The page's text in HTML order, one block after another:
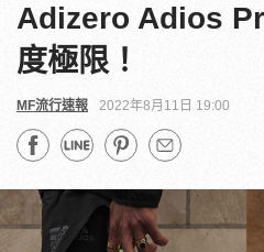
Adizero Adios
度極限！
MF流行速報 2022年8月11日 19:00